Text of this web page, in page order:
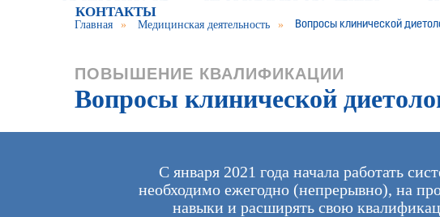
КОНТАКТЫ
Главная » Медицинская деятельность » Вопросы клинической
ПОВЫШЕНИЕ КВАЛИФИКАЦИИ
Вопросы клинической
С января 2021 года начала работать
необходимо ежегодно (непрерывно), на
навыки и расширять свою